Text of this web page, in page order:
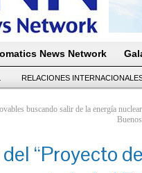
News Network
RELACIONES
buscando salir de la energía
“Proyecto